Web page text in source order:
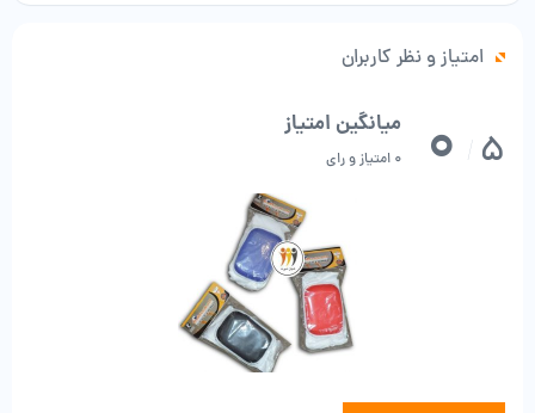
امتیاز و نظر کاربران
5
0 میانگین امتیاز
0 امتیاز و رای